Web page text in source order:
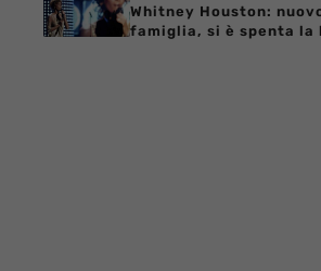
Whitney Houston:
famiglia, si è spenta la